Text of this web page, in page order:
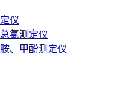
仪
氯测定仪
、甲酚测定仪